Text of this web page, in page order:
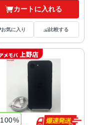
カートに入れる
お気に入り 比較する
100%